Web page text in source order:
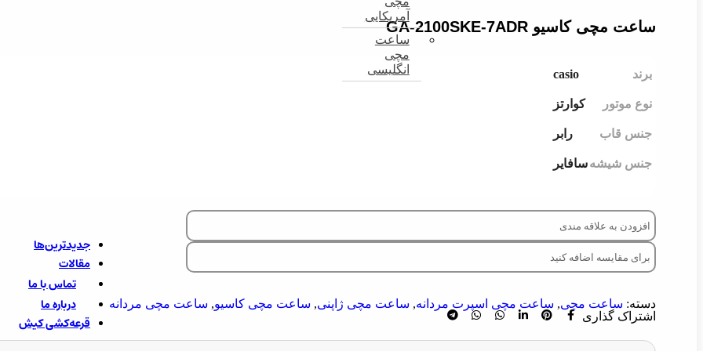
آمریکایی
ساعت
مچی
انگلیسی
جدیدترین‌ها
مقالات
تماس با ما
درباره ما
قرعه‌کشی کیش
ساعت مچی کاسیو GA-2100SKE-7ADR
برند casio
نوع موتور کوارتز
جنس قاب رابر
جنس شیشهسافایر
افزودن به علاقه مندی
برای مقایسه اضافه کنید
دسته: ساعت مچی, ساعت مچی اسپرت مردانه, ساعت مچی ژاپنی, ساعت مچی کاسیو, ساعت مچی مردانه
اشتراک گذاری